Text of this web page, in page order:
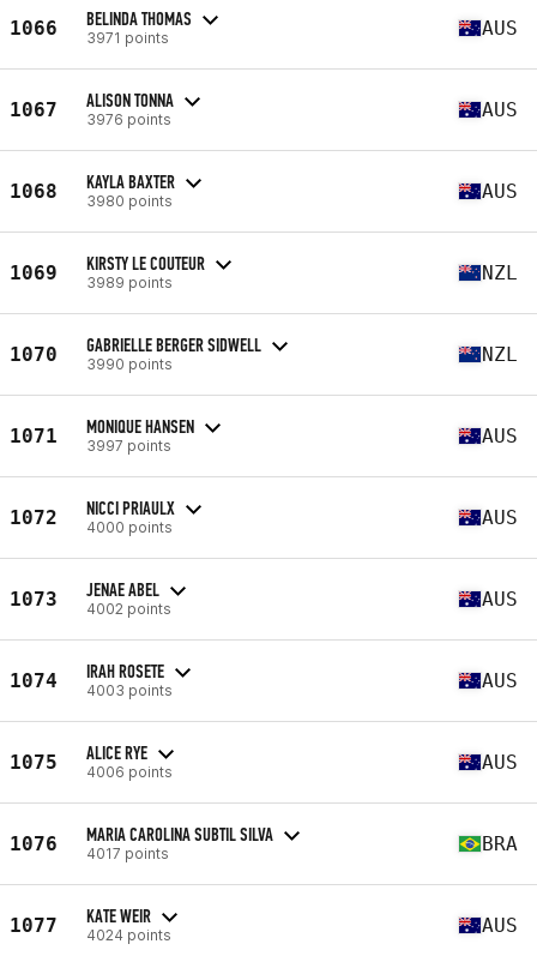
1066 BELINDA THOMAS
3971 points AUS
1067 ALISON TONNA
3976 points AUS
1068 KAYLA BAXTER
3980 points AUS
1069 KIRSTY LE COUTEUR
3989 points NZL
1070 GABRIELLE BERGER SIDWELL
3990 points NZL
1071 MONIQUE HANSEN
3997 points AUS
1072 NICCI PRIAULX
4000 points AUS
1073 JENAE ABEL
4002 points AUS
1074 IRAH ROSETE
4003 points AUS
1075 ALICE RYE
4006 points AUS
1076 MARIA CAROLINA SUBTIL SILVA
4017 points BRA
1077 KATE WEIR
4024 points AUS